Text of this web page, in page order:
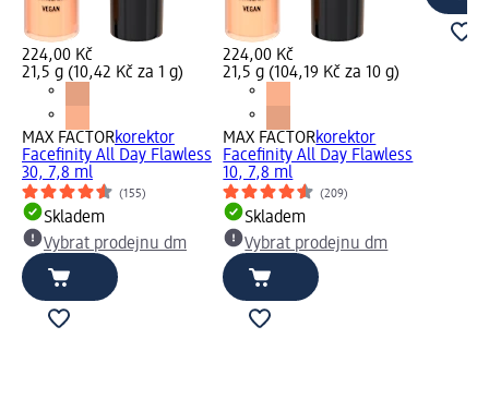
224,00 Kč
21,5 g (10,42 Kč za 1 g)
MAX FACTORkorektor
Facefinity All Day Flawless
30, 7,8 ml
(155)
Skladem
Vybrat prodejnu dm
224,00 Kč
21,5 g (104,19 Kč za 10 g)
MAX FACTORkorektor
Facefinity All Day Flawless
10, 7,8 ml
(209)
Skladem
Vybrat prodejnu dm